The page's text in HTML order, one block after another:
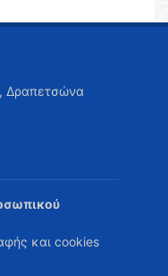
Δραπετσώνα
και cookies